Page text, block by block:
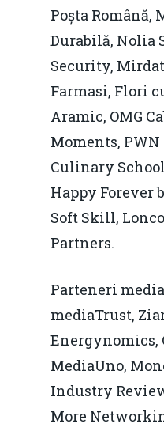
Poșta Română,
Durabilă, Nolia
Security,
Farmasi, Flori
Aramic, OMG
Moments,
Culinary
Happy Forever
Soft Skill,
Partners.
Parteneri
mediaTrust,
Energynomics,
MediaUno,
Industry
More